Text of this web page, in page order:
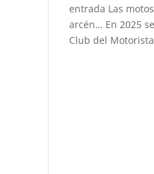
entrada Las
arcén… En 2025
Club del